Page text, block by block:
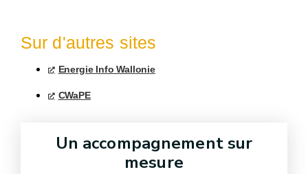
Sur d'autres sites
Energie Info Wallonie
CWaPE
Un accompagnement sur
mesure